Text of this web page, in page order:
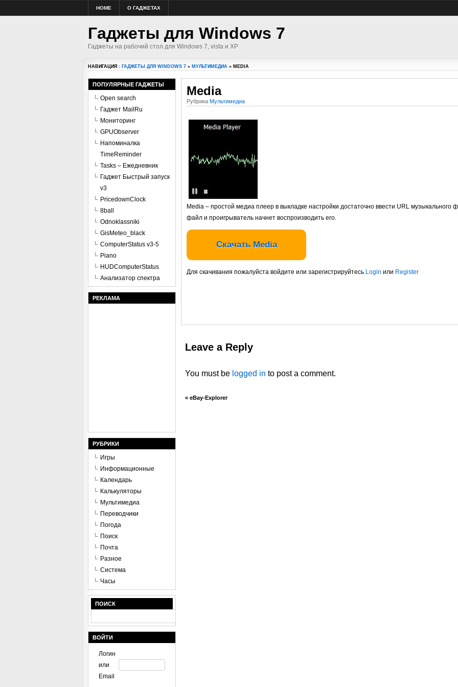
HOME О ГАДЖЕТАХ
Гаджеты для Windows 7
Гаджеты на рабочий стол для Windows 7, vista и XP
НАВИГАЦИЯ : ГАДЖЕТЫ ДЛЯ WINDOWS 7 » МУЛЬТИМЕДИА » MEDIA
Media
Рубрика Мультимедиа
Media – простой медиа плеер в выкладке настройки достаточно ввести URL музыкального
файл и проигрыватель начнет воспроизводить его.
Скачать Media
Для скачивания пожалуйста войдите или зарегистрируйтесь Login или Register
Leave a Reply
You must be logged in to post a comment.
«eBay-Explorer
ПОПУЛЯРНЫЕ ГАДЖЕТЫ
Open search
Гаджет MailRu
Мониторинг
GPUObserver
Напоминалка
TimeReminder
Tasks – Ежедневник
Гаджет Быстрый запуск
v3
PricedownClock
8ball
Odnoklassniki
GisMeteo_black
ComputerStatus v3-5
Piano
HUDComputerStatus
Анализатор спектра
РЕКЛАМА
РУБРИКИ
Игры
Информационные
Календарь
Калькуляторы
Мультимедиа
Переводчики
Погода
Поиск
Почта
Разное
Система
Часы
ПОИСК
ВОЙТИ
Логин
или
Email